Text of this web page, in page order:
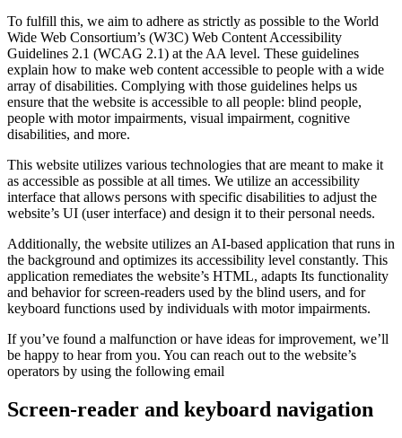
To fulfill this, we aim to adhere as strictly as possible to the World
Wide Web Consortium’s (W3C) Web Content Accessibility
Guidelines 2.1 (WCAG 2.1) at the AA level. These guidelines
explain how to make web content accessible to people with a wide
array of disabilities. Complying with those guidelines helps us
ensure that the website is accessible to all people: blind people,
people with motor impairments, visual impairment, cognitive
disabilities, and more.
This website utilizes various technologies that are meant to make it
as accessible as possible at all times. We utilize an accessibility
interface that allows persons with specific disabilities to adjust the
website’s UI (user interface) and design it to their personal needs.
Additionally, the website utilizes an AI-based application that runs in
the background and optimizes its accessibility level constantly. This
application remediates the website’s HTML, adapts Its functionality
and behavior for screen-readers used by the blind users, and for
keyboard functions used by individuals with motor impairments.
If you’ve found a malfunction or have ideas for improvement, we’ll
be happy to hear from you. You can reach out to the website’s
operators by using the following email
Screen-reader and keyboard navigation